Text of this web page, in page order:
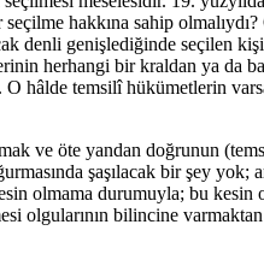
hakkına sahip
denli genişlediğinde seçilen
herhangi bir kraldan ya da
hâlde temsilî hükümetlerin
ve öte yandan doğrunun
şaşılacak bir şey
olmama durumuyla; bu kesin
olgularının bilincine